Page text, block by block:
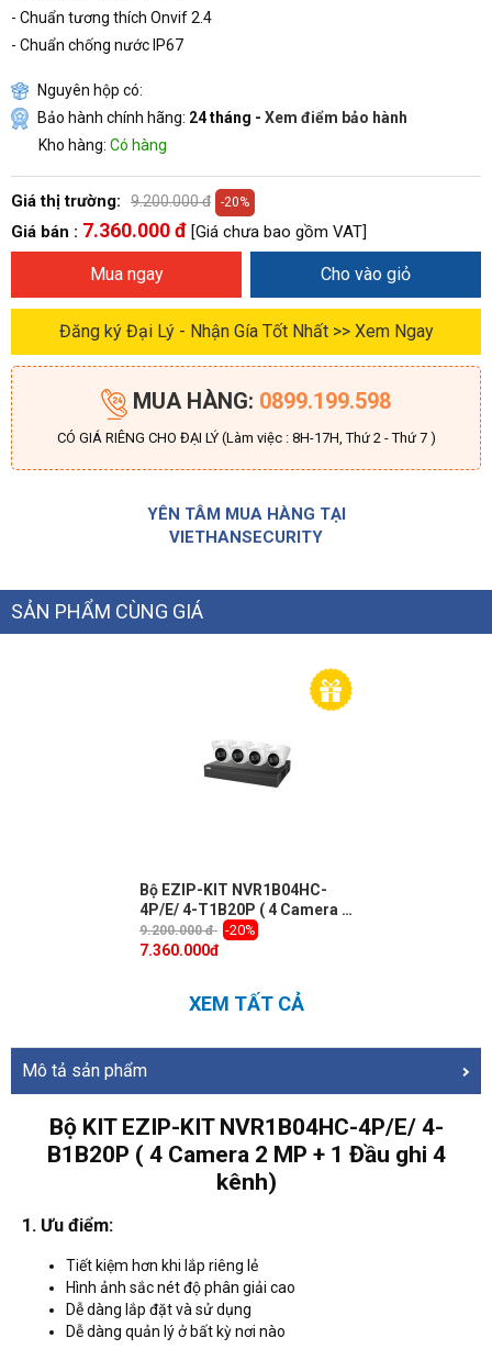
- Chuẩn tương thích Onvif 2.4
- Chuẩn chống nước IP67
Nguyên hộp có:
Bảo hành chính hãng: 24 tháng - Xem điểm bảo hành
Kho hàng: Có hàng
Giá thị trường: 9.200.000 đ -20%
Giá bán : 7.360.000 đ [Giá chưa bao gồm VAT]
Mua ngay Cho vào giỏ
Đăng ký Đại Lý - Nhận Gía Tốt Nhất >> Xem Ngay
MUA HÀNG: 0899.199.598
CÓ GIÁ RIÊNG CHO ĐẠI LÝ (Làm việc : 8H-17H, Thứ 2 - Thứ 7 )
YÊN TÂM MUA HÀNG TẠI
VIETHANSECURITY
SẢN PHẨM CÙNG GIÁ
Bộ EZIP-KIT NVR1B04HC-
4P/E/ 4-T1B20P ( 4 Camera 2
MP + 1 Đầu ghi 4 kênh)
9.200.000 đ -20%
7.360.000đ
XEM TẤT CẢ
Mô tả sản phẩm
Bộ KIT EZIP-KIT NVR1B04HC-4P/E/ 4-
B1B20P ( 4 Camera 2 MP + 1 Đầu ghi 4
kênh)
1. Ưu điểm:
Tiết kiệm hơn khi lắp riêng lẻ
Hình ảnh sắc nét độ phân giải cao
Dễ dàng lắp đặt và sử dụng
Dễ dàng quản lý ở bất kỳ nơi nào